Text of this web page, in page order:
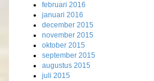
februari 2016
januari 2016
december 2015
november 2015
oktober 2015
september 2015
augustus 2015
juli 2015